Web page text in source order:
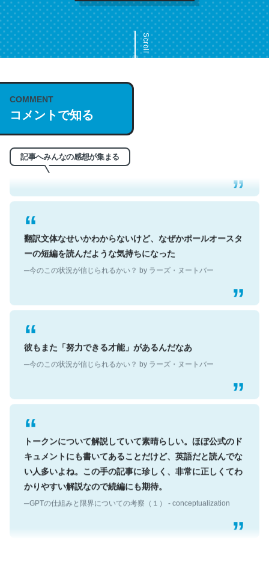
Scroll
COMMENT
コメントで知る
記事へみんなの感想が集まる
これは名文。彼はとてもクレバーなんだろうなと凄く思
う。英語少しでも読める人は原文もお勧め。自分はこの流
─今のこの状況が信じられるかい？ by ラーズ・ヌートバー
翻訳文体なせいかわからないけど、なぜかポールオースタ
ーの短編を読んだような気持ちになった
─今のこの状況が信じられるかい？ by ラーズ・ヌートバー
彼もまた「努力できる才能」があるんだなあ
─今のこの状況が信じられるかい？ by ラーズ・ヌートバー
トークンについて解説していて素晴らしい。ほぼ公式のド
キュメントにも書いてあることだけど、英語だと読んでな
い人多いよね。この手の記事に珍しく、非常に正しくてわ
かりやすい解説なので続編にも期待。
─GPTの仕組みと限界についての考察（１） - conceptualization